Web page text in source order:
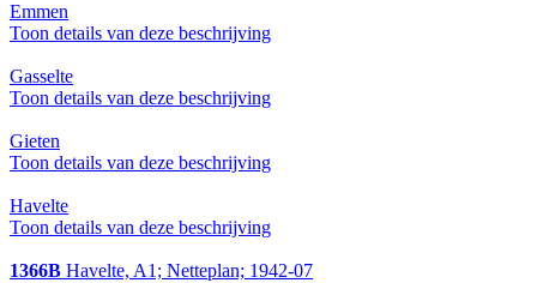
Emmen
Toon details van deze beschrijving
Gasselte
Toon details van deze beschrijving
Gieten
Toon details van deze beschrijving
Havelte
Toon details van deze beschrijving
1366B Havelte, A1; Netteplan; 1942-07